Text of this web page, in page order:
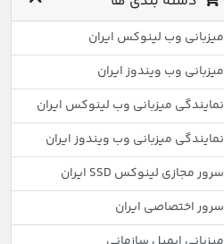
میزبانی وب لینوکس ایران
میزبانی وب ویندوز ایران
نمایندگی میزبانی وب لینوکس ایران
نمایندگی میزبانی وب ویندوز ایران
سرور مجازی لینوکس SSD ایران
سرور اختصاصی ایران